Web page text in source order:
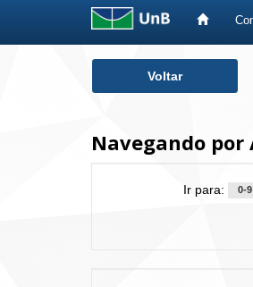
Voltar
Navegando por
Ir para: 0-9